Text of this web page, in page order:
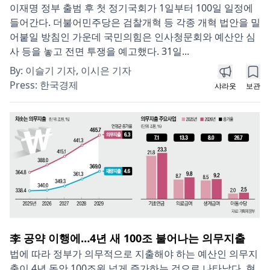
이재명 정부 출범 후 첫 정기국회가 1일부터 100일 일정에
들어간다. 더불어민주당은 검찰개혁 등 각종 개혁 법안을 밀
어붙일 방침인 가운데 국민의힘은 인사청문회와 예산안 심
사 등을 놓고 전면 투쟁을 예고했다. 31일...
By: 이슬기 기자, 이시은 기자
Press: 한국경제 샤라웃 보관
李 공약 이행에…4년 새 100조 불어나는 의무지출
법에 따라 정부가 의무적으로 지출해야 하는 예산인 의무지